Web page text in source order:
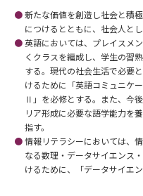
新たな価値を創造し社会と積
につけるとともに、社会人と
英語においては、プレイスメ
くクラスを編成し、学生の習
する。現代の社会生活で必要
けるために「英語コミュニケ
Ⅱ」を必修とする。また、今
リア形成に必要な語学能力を
指す。
情報リテラシーにおいては、
なる数理・データサイエンス
けるために、「データサイエ